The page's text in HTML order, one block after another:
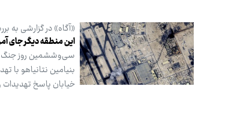
«آگاه» در گزارشی به بررسی ۳۶ روز گذشته از جنگ
این منطقه دیگر جای
سی‌وششمین روز جنگ
بنیامین نتانیاهو با
خیابان پاسخ تهدیدات